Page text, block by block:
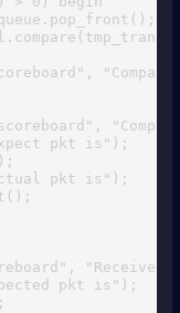
pkt is");
pkt is");
"Received
pkt is");